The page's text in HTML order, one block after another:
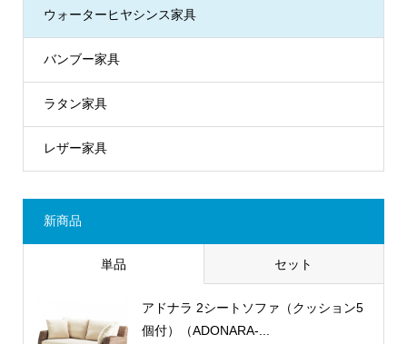
ウォーターヒヤシンス家具
バンブー家具
ラタン家具
レザー家具
新商品
単品 セット
アドナラ 2シートソファ（クッション5
個付）（ADONARA-...